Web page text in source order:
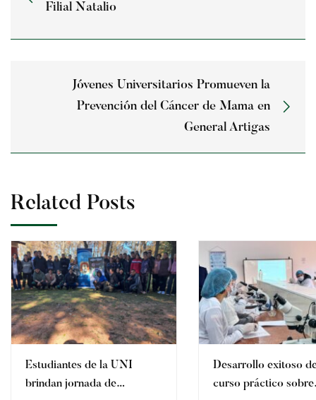
Filial Natalio
Jóvenes Universitarios Promueven la
Prevención del Cáncer de Mama en
General Artigas
Related Posts
Estudiantes de la UNI
brindan jornada de
Desarrollo exitoso
curso práctico sobre